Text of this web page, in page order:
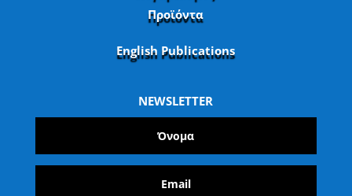
Προϊόντα
English Publications
NEWSLETTER